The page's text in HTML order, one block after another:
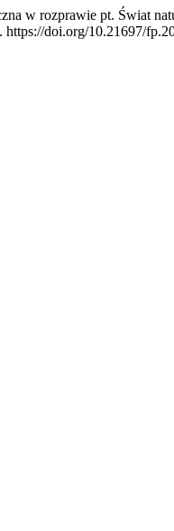
w rozprawie pt. Świat
https://doi.org/10.21697/